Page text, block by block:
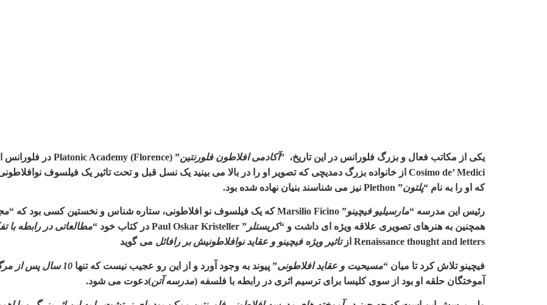
یکی از مکاتب فعال و بزرگ فلورانس در این تاریخ، ”آکادمی افلاطون فلورنتین” (Platonic Academy (Florence در
Cosimo de’ Medici از خانواده بزرگ دمدیچی که تصویر او را در بالا می بینید یک نسل قبل و تحت تاثیر یک فیلسوف
که او را به نام “پلتون” Plethon نیز می شناسند بنیان نهاده شده بود.
رئیس این مدرسه “مارسیلیو فیچینو” Marsilio Ficino که یک فیلسوف نو افلاطونی، ستاره شناس و نخستین کسی بود که “
همچنین به هنرهای تصویری علاقه ویژه ای داشت و “کریستلر ” Paul Oskar Kristeller در کتاب خود “مطالعاتی در رابطه با
Renaissance thought and letters از تاثیر ویژه فیچینو و عقاید نوافلاطونیش بر رافائل می گوید
فیچینو تلاش کرد تا میان “مسیحیت و عقاید افلاطونی” پیوند به وجود آورد و از این رو عجیب نیست که تنها 10 سال پس از
آموختگان حلقه او بود از سوی کلیسا برای ترسیم اثری در رابطه با فلسفه (مدرسه آتن)دعوت می شود.